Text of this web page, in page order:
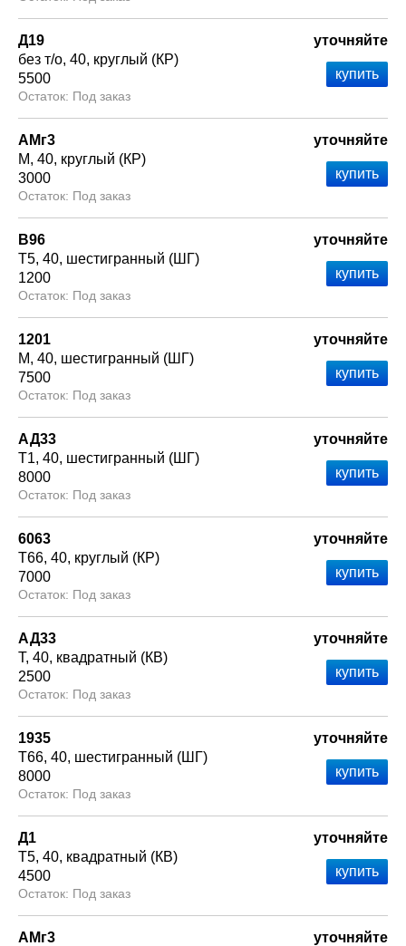
Д19
без т/о 40 круглый (КР)
5500
Под заказ
уточняйте
АМг3
М 40 круглый (КР)
3000
Под заказ
уточняйте
В96
Т5 40 шестигранный (ШГ)
1200
Под заказ
уточняйте
1201
М 40 шестигранный (ШГ)
7500
Под заказ
уточняйте
АД33
Т1 40 шестигранный (ШГ)
8000
Под заказ
уточняйте
6063
Т66 40 круглый (КР)
7000
Под заказ
уточняйте
АД33
Т 40 квадратный (КВ)
2500
Под заказ
уточняйте
1935
Т66 40 шестигранный (ШГ)
8000
Под заказ
уточняйте
Д1
Т5 40 квадратный (КВ)
4500
Под заказ
уточняйте
АМг3
уточняйте